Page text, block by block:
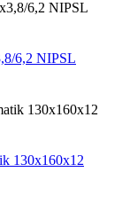
6,2 NIPSL
130x160x12